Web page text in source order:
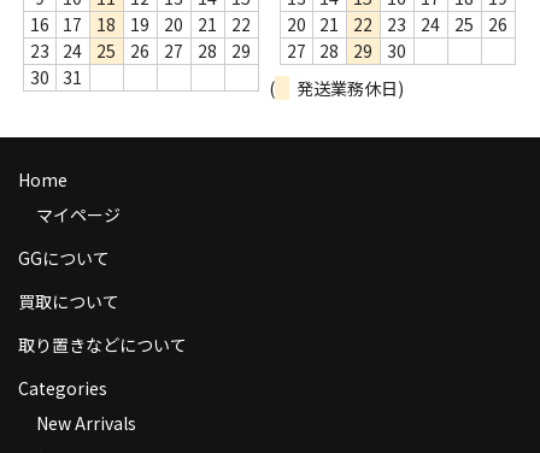
Webのみ no.4
売り切れ
Help
送料
お支払い方法
返品
コンディション
16
17 18 19 20 21
22
23
24 25 26 27 28
29
30
31
20
21 22 23 24 25
26
27
28 29
30
(
発送業務休日)
Home
マイページ
GGについて
買取について
取り置きなどについて
Categories
New Arrivals